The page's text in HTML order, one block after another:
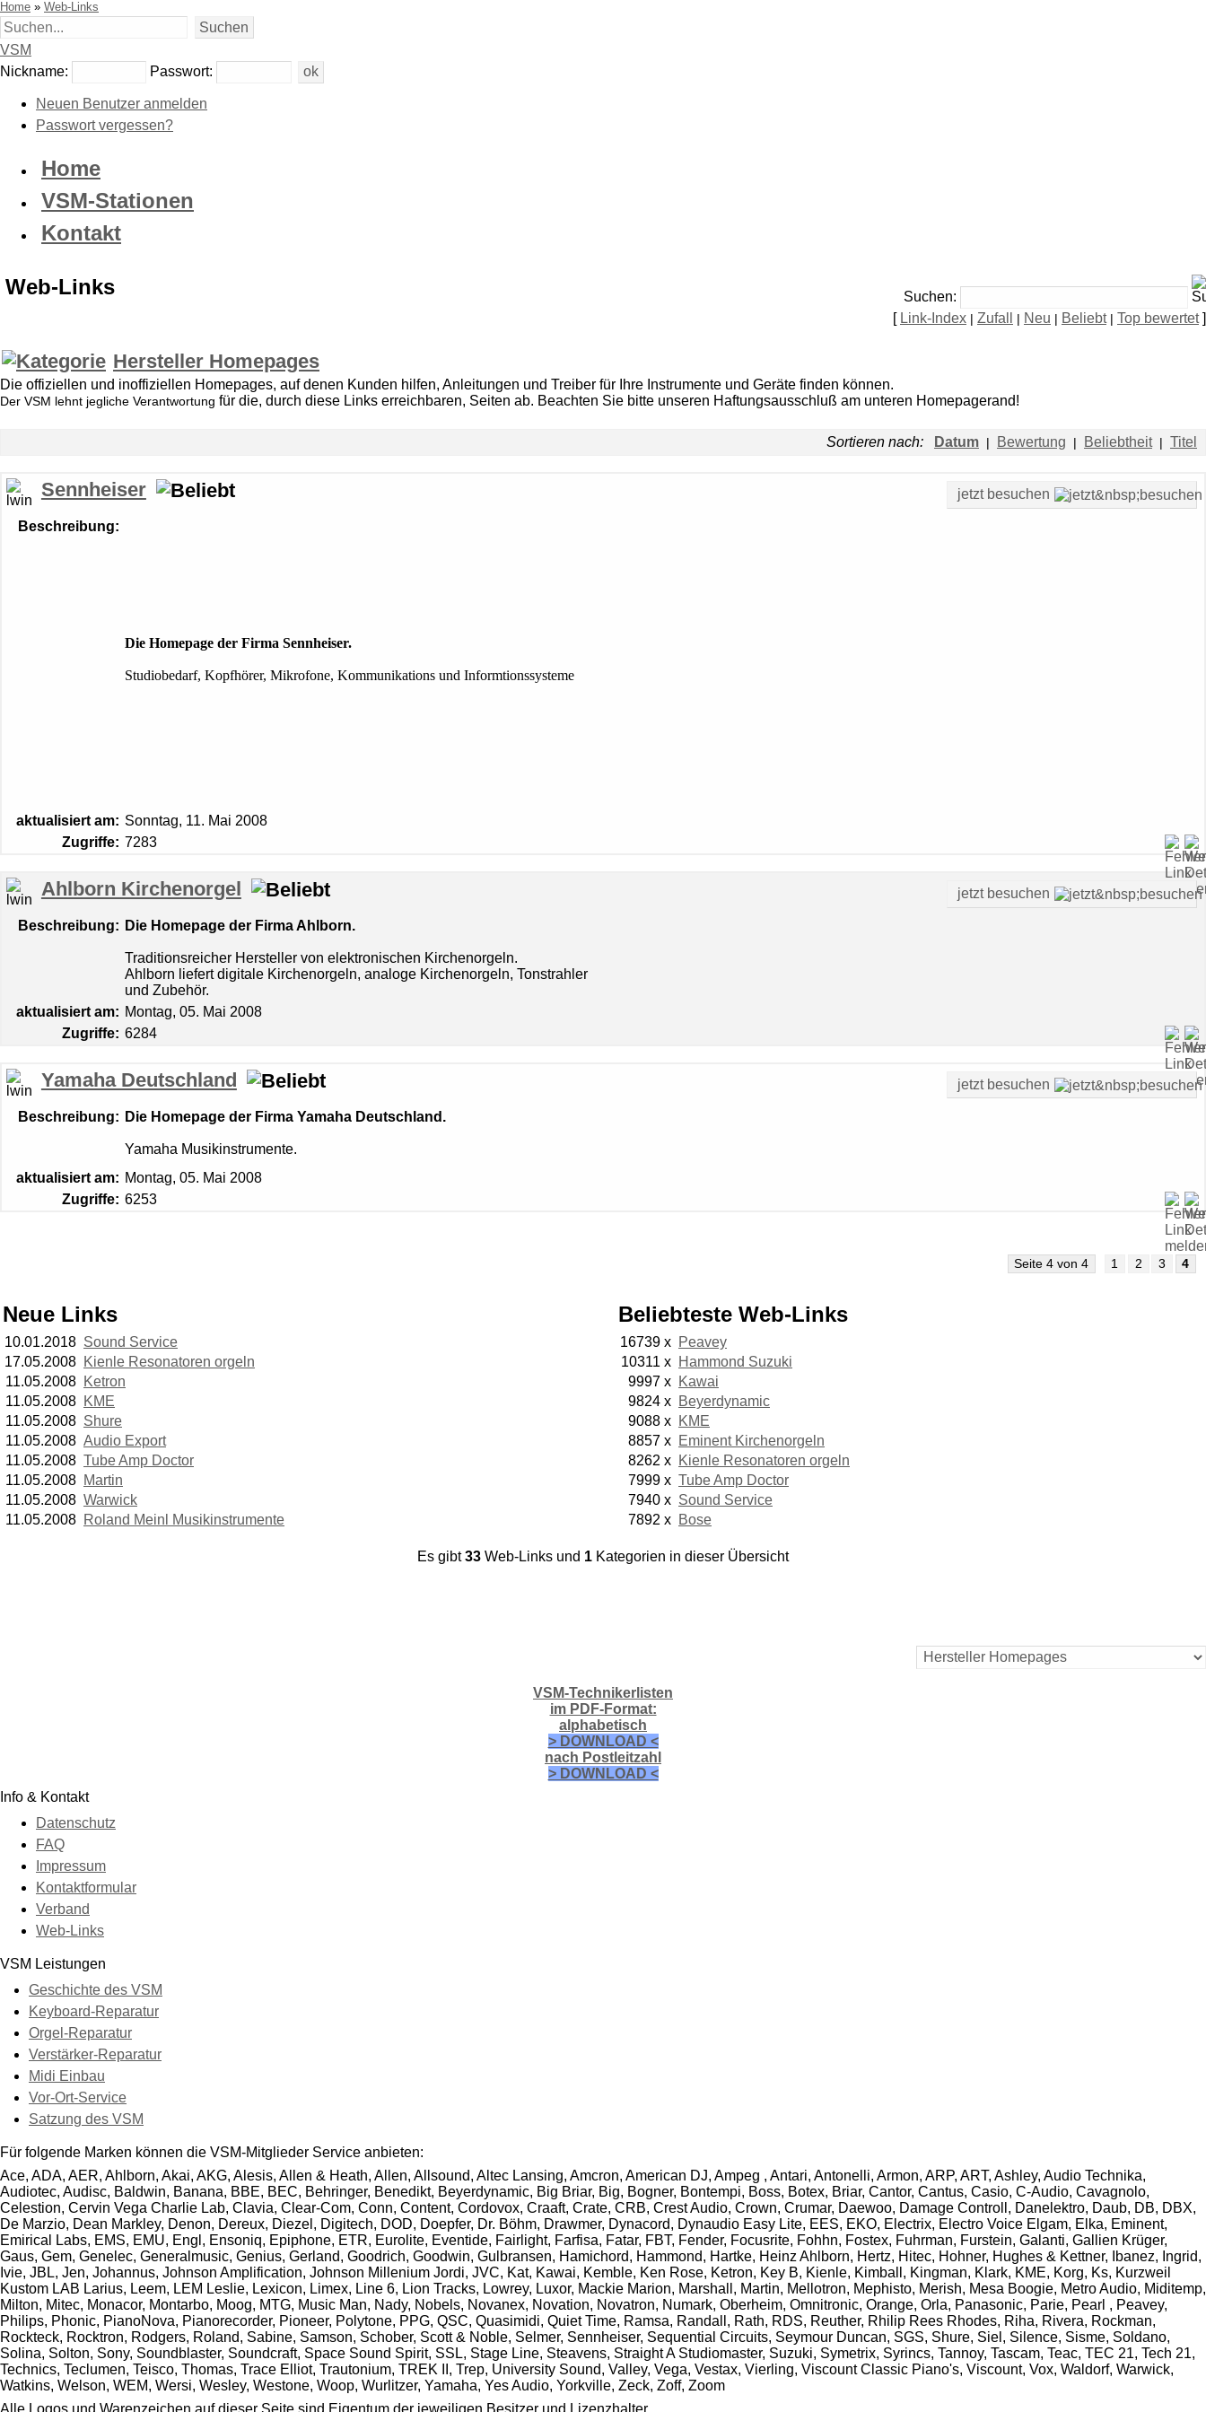
Home » Web-Links
VSM
Nickname:
Passwort:
Neuen Benutzer anmelden
Passwort vergessen?
Home
VSM-Stationen
Kontakt
Web-Links
Suchen:
[ Link-Index Zufall Neu Beliebt Top bewertet]
Hersteller Homepages
Die offiziellen und inoffiziellen Homepages, auf denen Kunden hilfen, Anleitungen und Treiber für Ihre Instrumente und Geräte finden können.
Der VSM lehnt jegliche Verantwortung für die, durch diese Links erreichbaren, Seiten ab. Beachten Sie bitte unseren Haftungsausschluß am unteren Homepagerand!
Sortieren nach: Datum Bewertung Beliebtheit Titel
Sennheiser jetzt besuchen
Beschreibung:
Die Homepage der Firma Sennheiser.
Studiobedarf, Kopfhörer, Mikrofone, Kommunikations und Informtionssysteme
aktualisiert am: Sonntag, 11. Mai 2008
Zugriffe: 7283
Ahlborn Kirchenorgel jetzt besuchen
Beschreibung: Die Homepage der Firma Ahlborn.
Traditionsreicher Hersteller von elektronischen Kirchenorgeln.
Ahlborn liefert digitale Kirchenorgeln, analoge Kirchenorgeln, Tonstrahler
und Zubehör.
aktualisiert am: Montag, 05. Mai 2008
Zugriffe: 6284
Yamaha Deutschland jetzt besuchen
Beschreibung: Die Homepage der Firma Yamaha Deutschland.
Yamaha Musikinstrumente.
aktualisiert am: Montag, 05. Mai 2008
Zugriffe: 6253
Seite 4 von 4 1 2 3 4
Neue Links Beliebteste Web-Links
10.01.2018 Sound Service
17.05.2008 Kienle Resonatoren orgeln
11.05.2008 Ketron
11.05.2008 KME
11.05.2008 Shure
11.05.2008 Audio Export
11.05.2008 Tube Amp Doctor
11.05.2008 Martin
11.05.2008 Warwick
11.05.2008 Roland Meinl Musikinstrumente
16739 x Peavey
10311 x Hammond Suzuki
9997 x Kawai
9824 x Beyerdynamic
9088 x KME
8857 x Eminent Kirchenorgeln
8262 x Kienle Resonatoren orgeln
7999 x Tube Amp Doctor
7940 x Sound Service
7892 x Bose
Es gibt33 Web-Links und 1 Kategorien in dieser Übersicht
VSM-Technikerlisten
im PDF-Format:
alphabetisch
> DOWNLOAD <
nach Postleitzahl
> DOWNLOAD <
Info & Kontakt
Datenschutz
FAQ
Impressum
Kontaktformular
Verband
Web-Links
VSM Leistungen
Geschichte des VSM
Keyboard-Reparatur
Orgel-Reparatur
Verstärker-Reparatur
Midi Einbau
Vor-Ort-Service
Satzung des VSM
Für folgende Marken können die VSM-Mitglieder Service anbieten:
Ace, ADA, AER, Ahlborn, Akai, AKG, Alesis, Allen & Heath, Allen, Allsound, Altec Lansing, Amcron, American DJ, Ampeg , Antari, Antonelli, Armon, ARP, ART, Ashley, Audio Technika,
Audiotec, Audisc, Baldwin, Banana, BBE, BEC, Behringer, Benedikt, Beyerdynamic, Big Briar, Big, Bogner, Bontempi, Boss, Botex, Briar, Cantor, Cantus, Casio, C-Audio, Cavagnolo,
Celestion, Cervin Vega Charlie Lab, Clavia, Clear-Com, Conn, Content, Cordovox, Craaft, Crate, CRB, Crest Audio, Crown, Crumar, Daewoo, Damage Controll, Danelektro, Daub, DB, DBX,
De Marzio, Dean Markley, Denon, Dereux, Diezel, Digitech, DOD, Doepfer, Dr. Böhm, Drawmer, Dynacord, Dynaudio Easy Lite, EES, EKO, Electrix, Electro Voice Elgam, Elka, Eminent,
Emirical Labs, EMS, EMU, Engl, Ensoniq, Epiphone, ETR, Eurolite, Eventide, Fairlight, Farfisa, Fatar, FBT, Fender, Focusrite, Fohhn, Fostex, Fuhrman, Furstein, Galanti, Gallien Krüger,
Gaus, Gem, Genelec, Generalmusic, Genius, Gerland, Goodrich, Goodwin, Gulbransen, Hamichord, Hammond, Hartke, Heinz Ahlborn, Hertz, Hitec, Hohner, Hughes & Kettner, Ibanez, Ingrid,
Ivie, JBL, Jen, Johannus, Johnson Amplification, Johnson Millenium Jordi, JVC, Kat, Kawai, Kemble, Ken Rose, Ketron, Key B, Kienle, Kimball, Kingman, Klark, KME, Korg, Ks, Kurzweil
Kustom LAB Larius, Leem, LEM Leslie, Lexicon, Limex, Line 6, Lion Tracks, Lowrey, Luxor, Mackie Marion, Marshall, Martin, Mellotron, Mephisto, Merish, Mesa Boogie, Metro Audio, Miditemp,
Milton, Mitec, Monacor, Montarbo, Moog, MTG, Music Man, Nady, Nobels, Novanex, Novation, Novatron, Numark, Oberheim, Omnitronic, Orange, Orla, Panasonic, Parie, Pearl , Peavey,
Philips, Phonic, PianoNova, Pianorecorder, Pioneer, Polytone, PPG, QSC, Quasimidi, Quiet Time, Ramsa, Randall, Rath, RDS, Reuther, Rhilip Rees Rhodes, Riha, Rivera, Rockman,
Rockteck, Rocktron, Rodgers, Roland, Sabine, Samson, Schober, Scott & Noble, Selmer, Sennheiser, Sequential Circuits, Seymour Duncan, SGS, Shure, Siel, Silence, Sisme, Soldano,
Solina, Solton, Sony, Soundblaster, Soundcraft, Space Sound Spirit, SSL, Stage Line, Steavens, Straight A Studiomaster, Suzuki, Symetrix, Syrincs, Tannoy, Tascam, Teac, TEC 21, Tech 21,
Technics, Teclumen, Teisco, Thomas, Trace Elliot, Trautonium, TREK II, Trep, University Sound, Valley, Vega, Vestax, Vierling, Viscount Classic Piano's, Viscount, Vox, Waldorf, Warwick,
Watkins, Welson, WEM, Wersi, Wesley, Westone, Woop, Wurlitzer, Yamaha, Yes Audio, Yorkville, Zeck, Zoff, Zoom